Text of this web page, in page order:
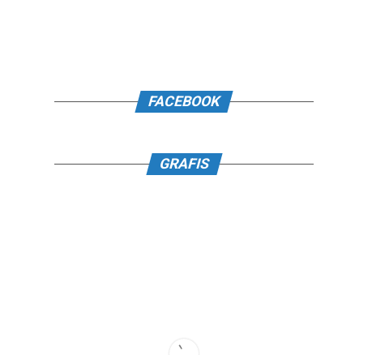
FACEBOOK
GRAFIS